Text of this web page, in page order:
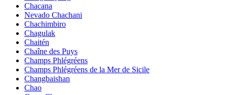
Chacana
Nevado Chachani
Chachimbiro
Chagulak
Chaitén
Chaîne des Puys
Champs Phlégréens
Champs Phlégréens de la Mer de Sicile
Changbaishan
Chao